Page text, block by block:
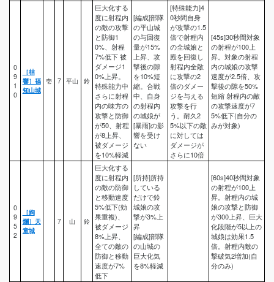
0
9
1
0
［桔
響］福
知山城
壱 7 平山 鈴
巨大化する
度に射程内
の敵の攻撃
と防御1
0%、射程
7%低下 被
ダメージ1
0%上昇。
特殊能力中
さらに射程
内の味方の
攻撃と防御
が50、射程
が8上昇、
被ダメージ
を10%軽減
[編成]部隊
の平山城
の与回復
量が15%
上昇、攻
撃後の隙
を10%短
縮。合戦
中、自身
の射程内
の城娘が
[暴雨]の影
響を受け
ない
[特殊能力]4
0秒間自身
が攻撃の1.5
倍で射程内
の全城娘と
殿を回復し
射程内全敵
に攻撃の2
倍のダメー
ジを与える
攻撃を行
う。耐久2
5%以下の敵
に対しては
ダメージが
さらに10倍
[45s]30秒間対象
の射程が100上
昇。対象の射程
内の城娘の攻撃
速度が2.5倍、攻
撃後の隙を50%
短縮 射程内の敵
の攻撃速度が7
5%低下(自分の
みが対象)
0
9
5
2
［絢
爛］天
童城
7 山 鈴
巨大化する
度に射程内
の敵の防御
と移動速度
5%低下(効
果重複)、
被ダメージ
8%上昇、
全ての敵の
防御と移動
速度が7%
低下
[所持]所持
している
だけで鈴
城娘の攻
撃が3%上
昇
[編成]部隊
の山城の
巨大化気
を8%軽減
[60s]40秒間対象
の射程が100上
昇。射程内の城
娘の攻撃と防御
が300上昇、巨大
化段階が5以上の
城娘は効果1.5
倍。射程内敵の
撃破気2増加(自
分のみ)